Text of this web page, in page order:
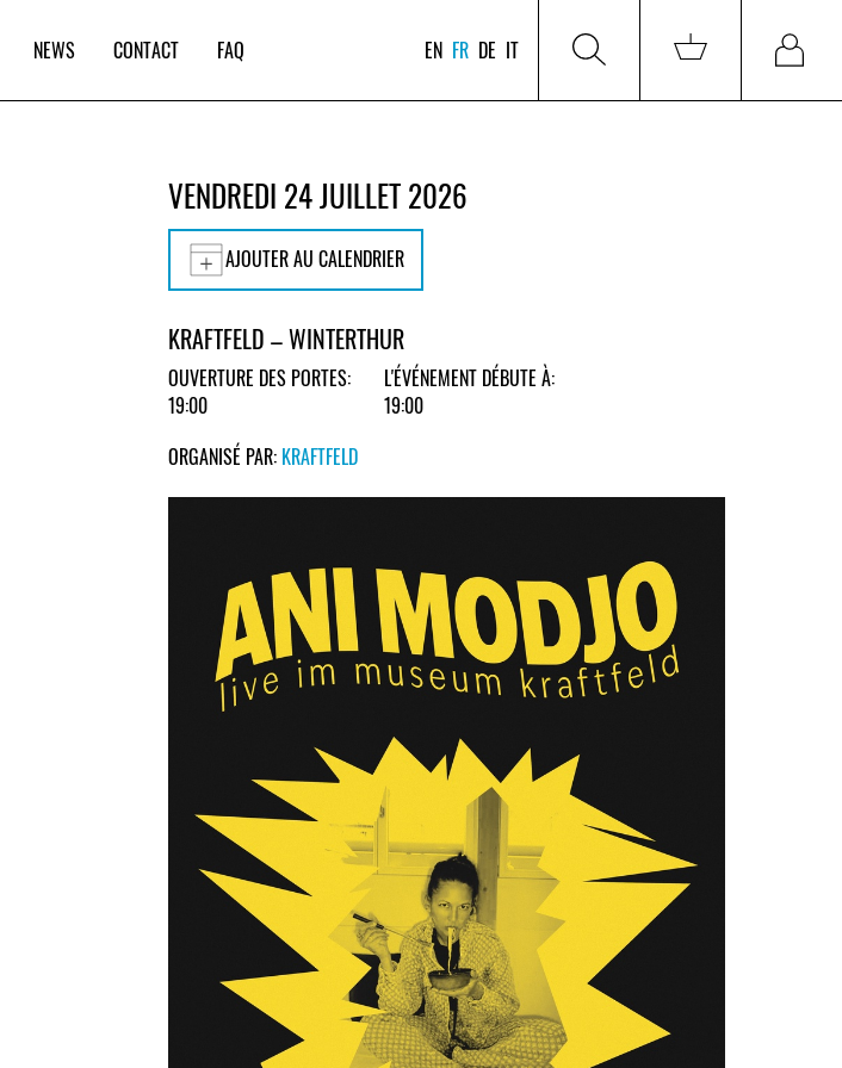
NEWS CONTACT FAQ EN FR DE IT
VENDREDI 24 JUILLET 2026
AJOUTER AU CALENDRIER
KRAFTFELD – WINTERTHUR
OUVERTURE DES PORTES:
19:00
L'ÉVÉNEMENT DÉBUTE À:
19:00
ORGANISÉ PAR: KRAFTFELD